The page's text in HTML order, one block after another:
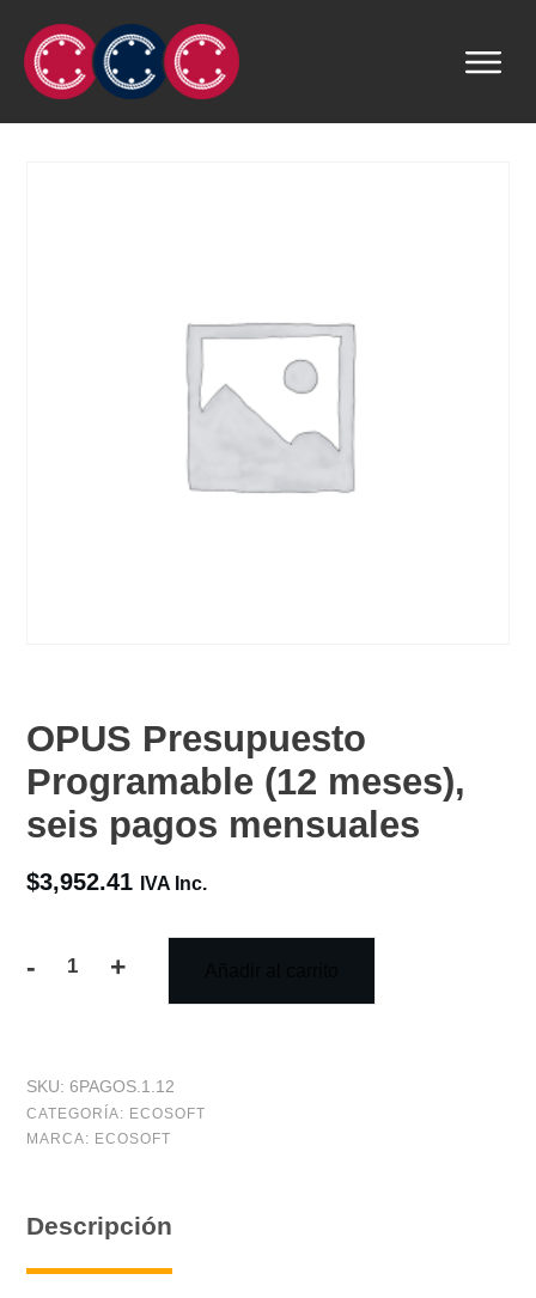
OPUS Presupuesto
Programable (12 meses),
seis pagos mensuales
$3,952.41 IVA Inc.
-
(12
meses),
pagos
mensuales
+
SKU: 6PAGOS.1.12
CATEGORÍA: ECOSOFT
MARCA: ECOSOFT
Descripción